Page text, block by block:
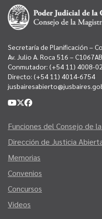
Secretaría de Planificación –
Av. Julio A. Roca 516 –
Conmutador: (+54 11) 4008-
Directo: (+54 11) 4014-6754
Funciones del Consejo de
Dirección de Justicia
Memorias
Convenios
Concursos
Videos